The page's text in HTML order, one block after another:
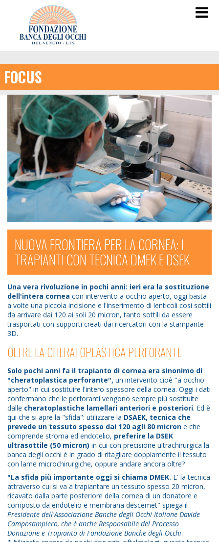
FOCUS
NUOVA FRONTIERA PER LA CORNEA: I
TRAPIANTI CON TECNICA DMEK E DSEK
Una vera rivoluzione in pochi anni: ieri era la sostituzione
dell'intera cornea con intervento a occhio aperto, oggi basta
a volte una piccola incisione e l'inserimento di lenticoli così sottili
da arrivare dai 120 ai soli 20 micron, tanto sottili da essere
trasportati con supporti creati dai ricercatori con la stampante
3D.
OLTRE LA CHERATOPLASTICA PERFORANTE
Solo pochi anni fa il trapianto di cornea era sinonimo di
"cheratoplastica perforante", un intervento cioè "a occhio
aperto" in cui sostituire l'intero spessore della cornea. Oggi i dati
confermano che le perforanti vengono sempre più sostituite
dalle cheratoplastiche lamellari anteriori e posteriori. Ed è
qui che si apre la "sfida": utilizzare la DSAEK, tecnica che
prevede un tessuto spesso dai 120 agli 80 micron e che
comprende stroma ed endotelio, preferire la DSEK
ultrasottile (50 micron) in cui con precisione ultrachirurgica la
banca degli occhi è in grado di ritagliare doppiamente il tessuto
con lame microchirurgiche, oppure andare ancora oltre?
"La sfida più importante oggi si chiama DMEK. E' la tecnica
attraverso cui si va a trapiantare un tessuto spesso 20 micron,
ricavato dalla parte posteriore della cornea di un donatore e
composto da endotelio e membrana descemet" spiega il
Presidente dell'Associazione Banche degli Occhi Italiane Davide
Camposampiero, che è anche Responsabile del Processo
Donazione e Trapianto di Fondazione Banche degli Occhi.